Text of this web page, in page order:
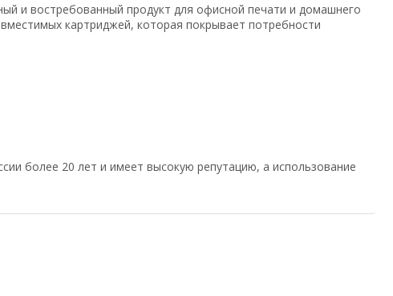
и востребованный продукт для офисной печати и домашнего
картриджей, которая покрывает потребности
более 20 лет и имеет высокую репутацию, а использование